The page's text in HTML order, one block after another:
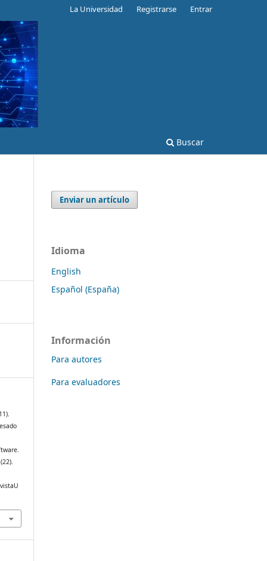
Buscar
La Universidad Registrarse Entrar
(22).
Enviar un artículo
Idioma
English
Español (España)
Información
Para autores
Para evaluadores